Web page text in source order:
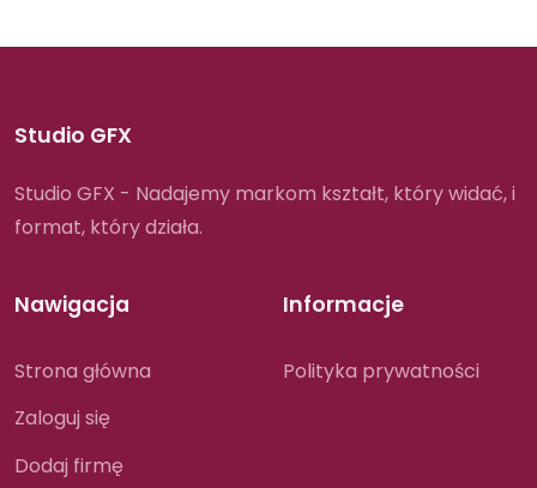
Studio GFX
Studio GFX - Nadajemy markom kształt, który widać, i
format, który działa.
Nawigacja
Strona główna
Zaloguj się
Dodaj firmę
Informacje
Polityka prywatności